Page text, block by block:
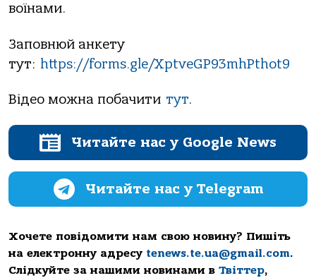
воїнами.
Заповнюй анкету
тут: https://forms.gle/XptveGP93mhPthot9
Відео можна побачити тут.
Читайте нас у Google News
Читайте нас у Telegram
Хочете повідомити нам свою новину? Пишіть
на електронну адресу tenews.te.ua@gmail.com.
Слідкуйте за нашими новинами в Твіттер,